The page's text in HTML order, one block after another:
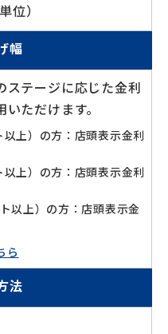
位）
幅
ステージに応じた金利
ただけます。
上）の方：店頭表示金利
上）の方：店頭表示金利
以上）の方：店頭表示金
ら
法